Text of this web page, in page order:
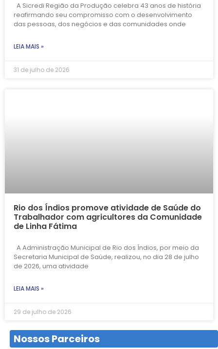
A Sicredi Região da Produção celebra 43 anos de história
reafirmando seu compromisso com o desenvolvimento
das pessoas, dos negócios e das comunidades onde
LEIA MAIS »
31 de julho de 2026
Rio dos Índios promove atividade de Saúde do
Trabalhador com agricultores da Comunidade
de Linha Fátima
A Administração Municipal de Rio dos Índios, por meio da
Secretaria Municipal de Saúde, realizou, no dia 28 de julho
de 2026, uma atividade
LEIA MAIS »
29 de julho de 2026
Nossos Parceiros